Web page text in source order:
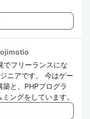
でフリーランスにな
ニアです。 今はゲー
築と、PHPプログラ
ングをしています。